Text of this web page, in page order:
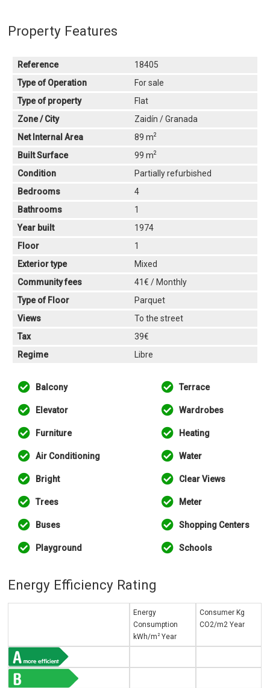
Property Features
Reference
18405
Type of Operation
For sale
Type of property
Flat
Zone / City
Zaidín / Granada
Net Internal Area
89 m2
Built Surface 99 m2
Condition
Partially refurbished
Bedrooms
4
Bathrooms
1
Year built
1974
Floor
1
Exterior type
Mixed
Community fees
41€ / Monthly
Type of Floor
Parquet
Views
To the street
Tax
39€
Regime
Libre
Balcony Terrace
Elevator Wardrobes
Furniture Heating
Air Conditioning Water
Bright Clear Views
Trees Meter
Buses Shopping Centers
Playground Schools
Energy Efficiency Rating
Energy
Consumption
kWh/m 2Year
Consumer Kg
CO2/m2 Year